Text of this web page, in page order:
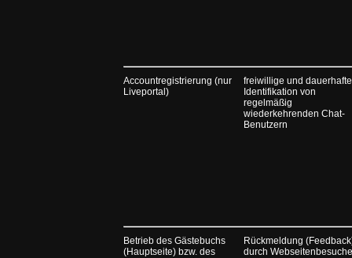
Accountregistrierung (nur
Liveportal)
freiwillige und dauerhafte
Identifikation von
regelmäßig
wiederkehrenden Chat-
Benutzern
Betrieb des Gästebuchs
(Hauptseite) bzw. des
Rückmeldung
durch